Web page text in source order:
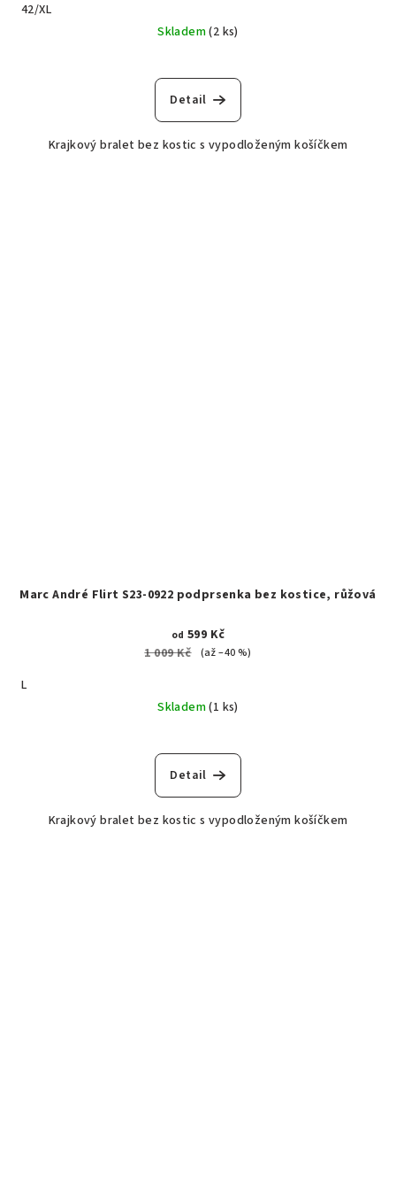
42/XL
Skladem(2 ks)
Detail
Krajkový bralet bez kostic s vypodloženým košíčkem
Marc André Flirt S23-0922 podprsenka bez kostice, růžová
od 599 Kč
1 009 Kč
(až –40 %)
L
Skladem(1 ks)
Detail
Krajkový bralet bez kostic s vypodloženým košíčkem